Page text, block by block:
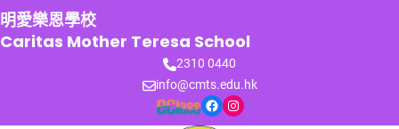
跳
至
主
明愛樂恩學校
Caritas Mother Teresa School
2310 0440
info@cmts.edu.hk
Facebook Instagram